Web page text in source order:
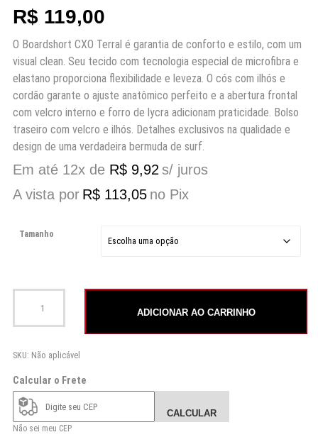
R$119,00
O Boardshort CXO Terral é garantia de conforto e estilo, com um
visual clean. Seu tecido com tecnologia especial de microfibra e
elastano proporciona flexibilidade e leveza. O cós com ilhós e
cordão garante o ajuste anatômico perfeito e a abertura frontal
com velcro interno e forro de lycra adicionam praticidade. Bolso
traseiro com velcro e ilhós. Detalhes exclusivos na qualidade e
design de uma verdadeira bermuda de surf.
Em até 12x de R$9,92 s/ juros
A vista por R$113,05 no Pix
Tamanho
Bermuda Boardshort CXO Terral quantidade
ADICIONAR AO CARRINHO
SKU: Não aplicável
Calcular o Frete
CALCULAR
Não sei meu CEP